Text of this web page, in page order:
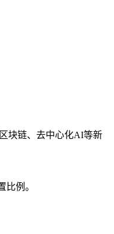
块链、去中心化AI等新
例。